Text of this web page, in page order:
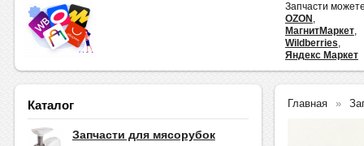
Запчасти
OZON ,
МагнитМаркет,
Wildberries,
Яндекс Маркет
Каталог
Запчасти для мясорубок
Главная